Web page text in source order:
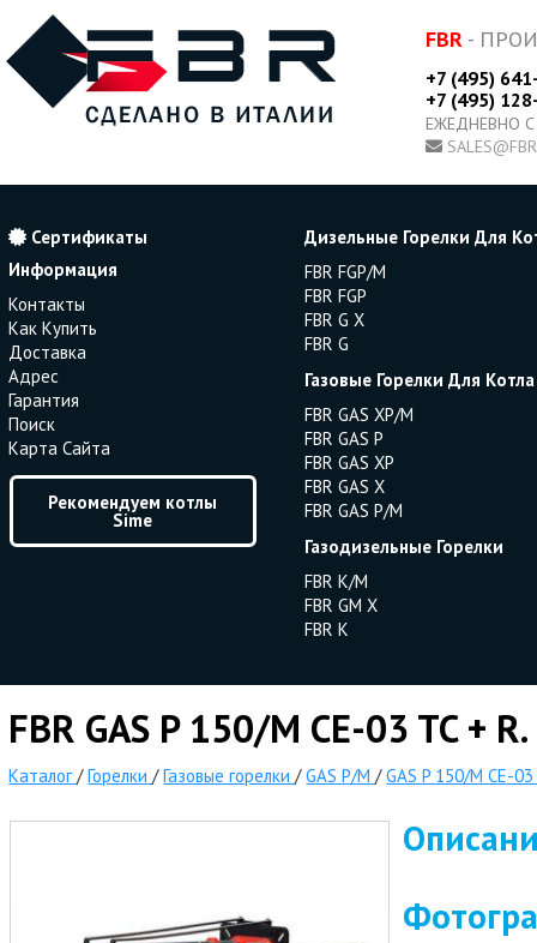
FBR -
+7 (495)
+7 (495)
ЕЖЕДНЕВНО
Сертификаты
Информация
Контакты
Как Купить
Доставка
Адрес
Гарантия
Поиск
Карта Сайта
Рекомендуем котлы
Sime
Дизельные Горелки Для
FBR FGP/M
FBR FGP
FBR G X
FBR G
Газовые Горелки Для Котла
FBR GAS XP/M
FBR GAS P
FBR GAS XP
FBR GAS X
FBR GAS P/M
Газодизельные Горелки
FBR K/M
FBR GM X
FBR K
FBR GAS P 150/M CE-03 TC +
Каталог /Горелки /Газовые горелки /GAS P/M /GAS P 150/M CE-